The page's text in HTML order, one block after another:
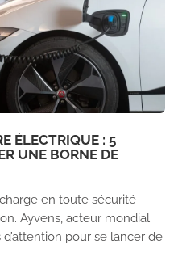
ÉLECTRIQUE : 5
UNE BORNE DE
en toute sécurité
Ayvens, acteur mondial
pour se lancer de